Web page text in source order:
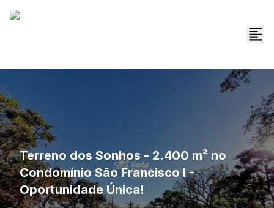
Terreno dos Sonhos - 2.400 m² no
Condomínio São Francisco I -
Oportunidade Única!